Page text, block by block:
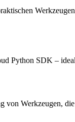
Python SDK –
Werkzeugen,